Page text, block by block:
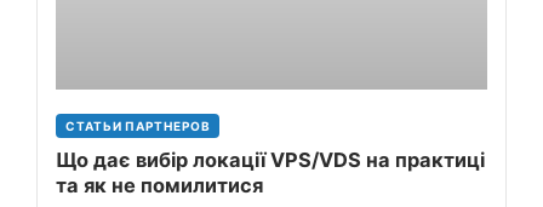
СТАТЬИ ПАРТНЕРОВ
Що дає вибір локації VPS/VDS на практиці
та як не помилитися